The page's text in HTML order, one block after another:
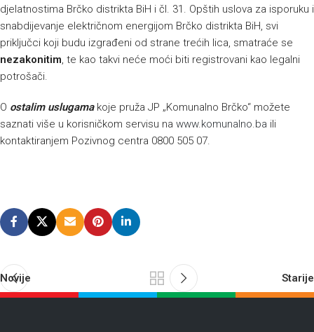
djelatnostima Brčko distrikta BiH i čl. 31. Opštih uslova za isporuku i
snabdijevanje električnom energijom Brčko distrikta BiH, svi
priključci koji budu izgrađeni od strane trećih lica, smatraće se
nezakonitim, te kao takvi neće moći biti registrovani kao legalni
potrošači.
O ostalim uslugamakoje pruža JP „Komunalno Brčko“ možete
saznati više u korisničkom servisu na www.komunalno.ba ili
kontaktiranjem Pozivnog centra 0800 505 07.
Novije Starije